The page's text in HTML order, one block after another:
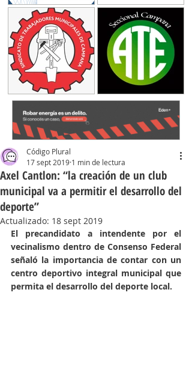
Axel Cantlon: “la creación de un club
municipal va a permitir el desarrollo del
deporte”
Código Plural
17 sept 2019 1 min de lectura
Actualizado: 18 sept 2019
El precandidato a intendente por el
vecinalismo dentro de Consenso Federal
señaló la importancia de contar con un
centro deportivo integral municipal que
permita el desarrollo del deporte local.